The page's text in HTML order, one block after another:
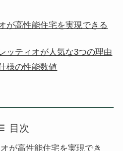
が高性能住宅を実現できる
ッティオが人気な3つの理由
様の性能数値
目次
が高性能住宅を実現でき